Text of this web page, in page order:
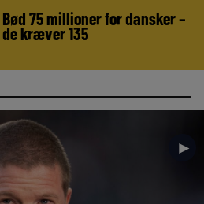
Bød 75 millioner for dansker –
de kræver 135
►